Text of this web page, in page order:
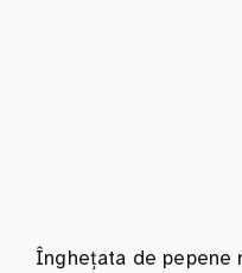
Înghețata de pepene